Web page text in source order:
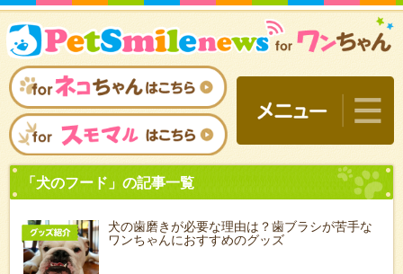
犬の歯磨きが必要な理由は？歯ブラシが苦手な
ワンちゃんにおすすめのグッズ